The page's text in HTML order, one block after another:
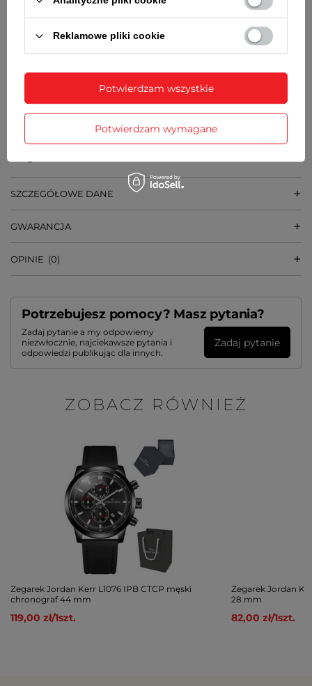
8,2 mm
SZEROKOŚĆ BRANSOLETY PRZY KOPERCIE
14 mm
SZCZEGÓŁOWE DANE
GWARANCJA
OPINIE (0)
Potrzebujesz pomocy? Masz pytania?
Zadaj pytanie a my odpowiemy
niezwłocznie, najciekawsze pytania i
odpowiedzi publikując dla innych.
Zadaj pytanie
ZOBACZ RÓWNIEŻ
Zegarek Jordan Kerr L1076 IPB CTCP męski
chronograf 44 mm
119,00 zł/1szt.
Zegarek Jordan
28 mm
82,00 zł/1szt.
Reklamowe pliki cookie
Potwierdzam wymagane
Potwierdzam wszystkie